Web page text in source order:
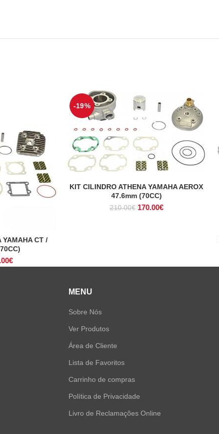
YAMAHA CT /
€O
preço
-19%
ADICIONAR
KIT CILINDRO ATHENA YAMAHA AEROX
47.6mm (70CC)
210.00€ O
170.00€O
MENU
Sobre Nós
Ver Produtos
Área de Cliente
Lista de Favoritos
Carrinho de compras
Política de Privacidade
Livro de Reclamações Online